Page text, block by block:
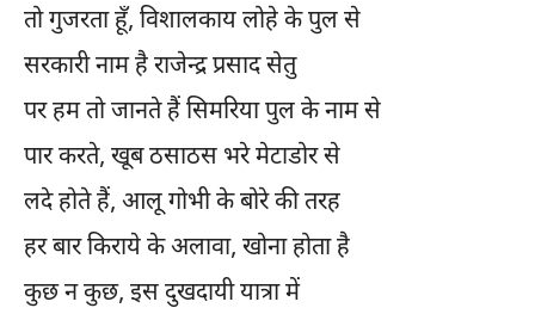
तो गुजरता हूँ, विशालकाय लोहे के पुल से
सरकारी नाम है राजेन्द्र प्रसाद सेतु
पर हम तो जानते हैं सिमरिया पुल के नाम से
पार करते, खूब ठसाठस भरे मेटाडोर से
लदे होते हैं, आलू गोभी के बोरे की तरह
हर बार किराये के अलावा, खोना होता है
कुछ न कुछ, इस दुखदायी यात्रा में